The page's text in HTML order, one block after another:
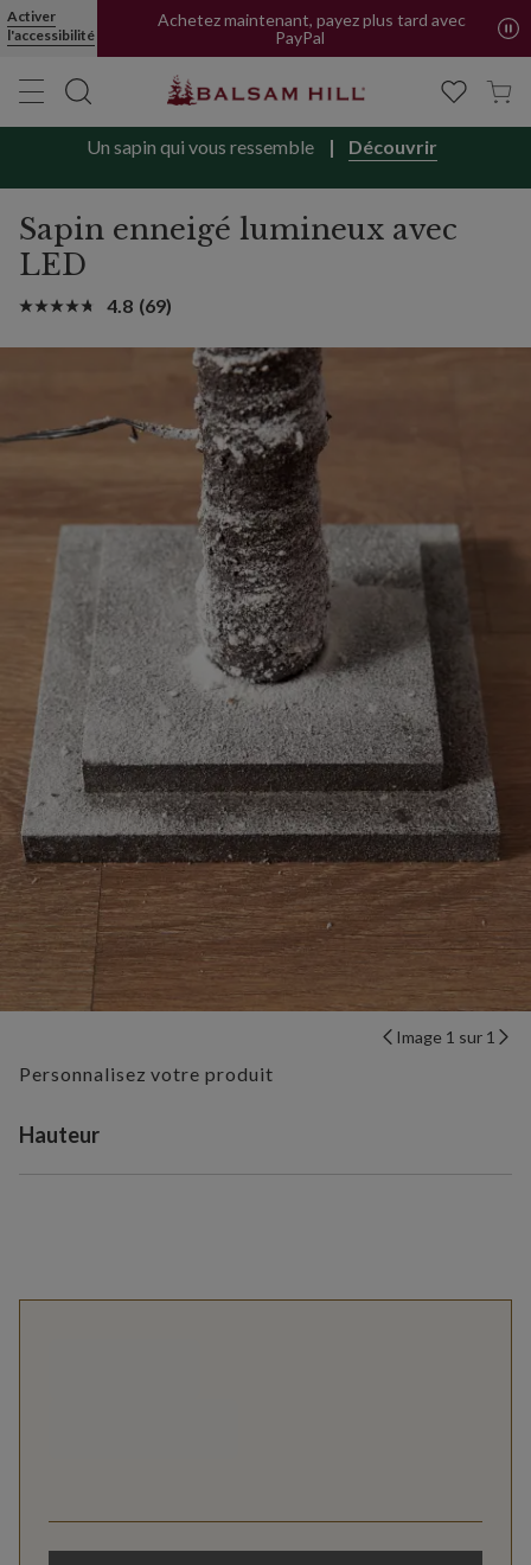
Activer
l'accessibilité
Achetez maintenant, payez plus tard avec
PayPal
Un sapin qui vous ressemble Découvrir
Sapin enneigé lumineux avec
LED
4.8 (69)
Image 1 sur 1
Personnalisez votre produit
Variant selection
Hauteur